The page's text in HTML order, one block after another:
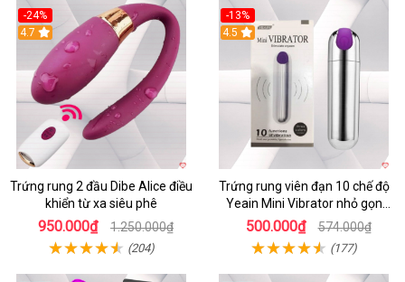
-24%
4.7
Trứng rung 2 đầu Dibe Alice điều
khiển từ xa siêu phê
950.000₫ 1.250.000₫
(204)
-13%
4.5
Trứng rung viên đạn 10 chế độ
Yeain Mini Vibrator nhỏ gọn
sành điệu
500.000₫ 574.000₫
(177)